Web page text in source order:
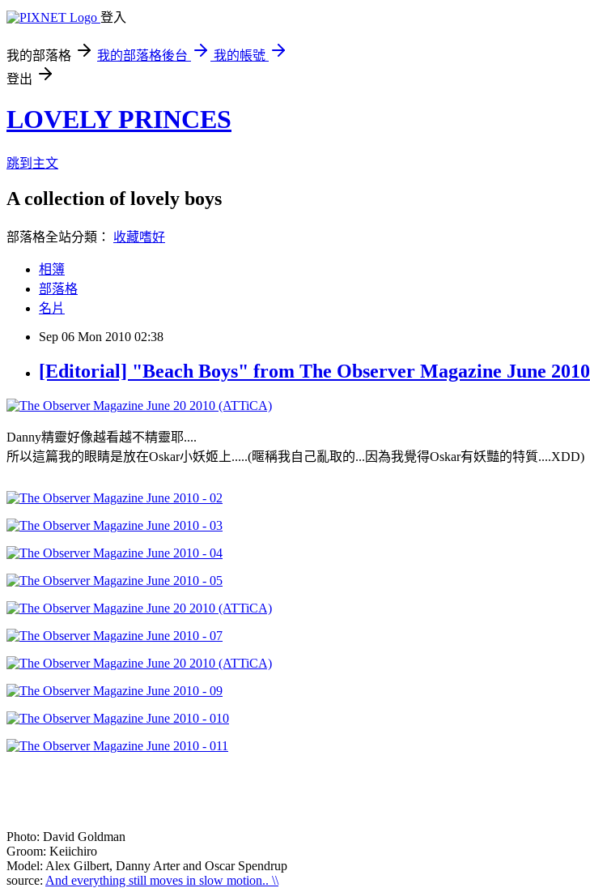
登入
我的部落格 我的部落格後台
我的帳號
登出
LOVELY PRINCES
跳到主文
A collection of lovely boys
部落格全站分類： 收藏嗜好
相簿
部落格
名片
Sep 06 Mon 2010 02:38
[Editorial] "Beach Boys" from The Observer Magazine June 2010
Danny精靈好像越看越不精靈耶....
所以這篇我的眼睛是放在Oskar小妖姬上.....(暱稱我自己亂取的...因為我覺得Oskar有妖豔的特質....XDD)
Photo: David Goldman
Groom: Keiichiro
Model: Alex Gilbert, Danny Arter and Oscar Spendrup
source: And everything still moves in slow motion.. \\